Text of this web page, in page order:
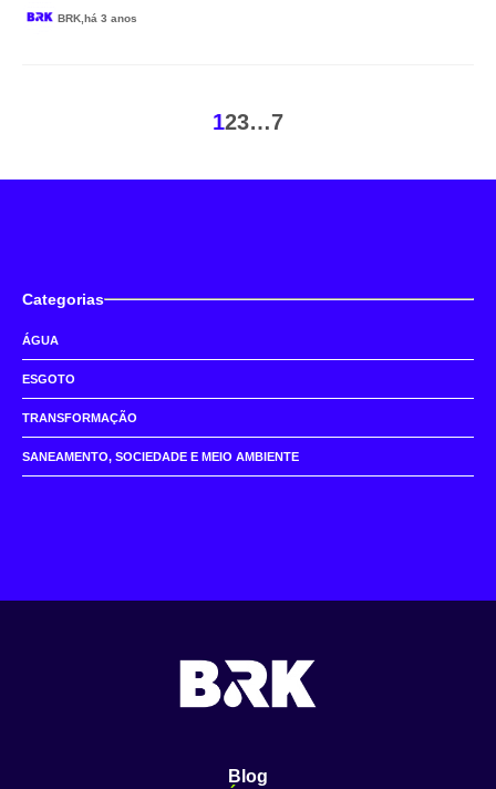
BRK, há 3 anos
123…7
Categorias
ÁGUA
ESGOTO
TRANSFORMAÇÃO
SANEAMENTO, SOCIEDADE E MEIO AMBIENTE
Blog